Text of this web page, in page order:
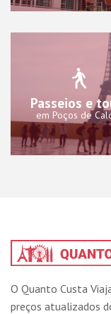
Passeios e
em Poços de
O Quanto Custa
preços atualizados